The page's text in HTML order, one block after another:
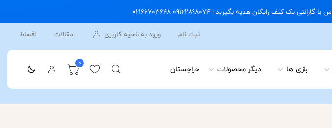
ثبت نام
ورود به ناحیه کاربری مقالات اقساط
بازی ها دیگر محصولات حراجستان 0